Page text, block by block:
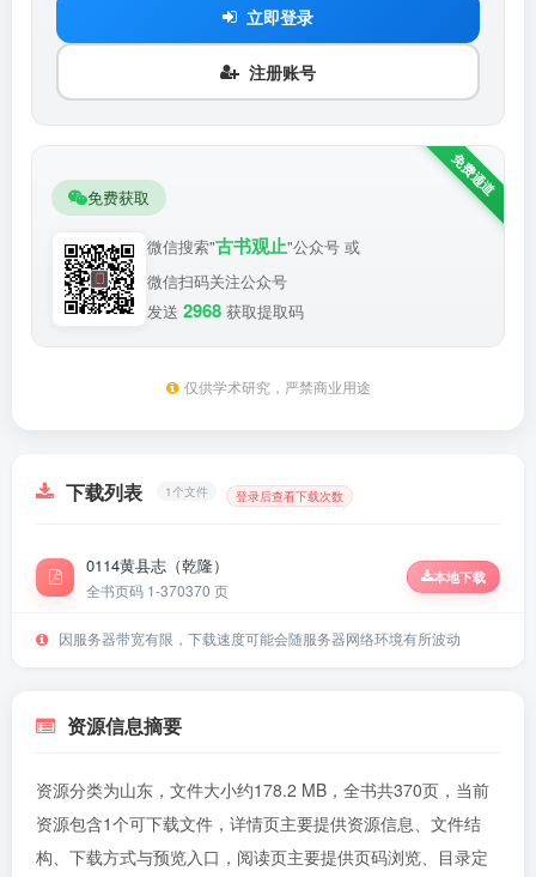
立即登录
注册账号
免费获取
微信搜索"古书观止"公众号 或
微信扫码关注公众号
发送 2968 获取提取码
仅供学术研究，严禁商业用途
下载列表 1个文件 登录后查看下载次数
0114黄县志（乾隆）
全书页码 1-370370 页
本地下载
因服务器带宽有限，下载速度可能会随服务器网络环境有所波动
资源信息摘要
资源分类为山东，文件大小约178.2 MB，全书共370页，当前
资源包含1个可下载文件，详情页主要提供资源信息、文件结
构、下载方式与预览入口，阅读页主要提供页码浏览、目录定